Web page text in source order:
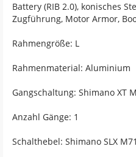
Battery (RIB 2.0), konisches
Zugführung, Motor Armor,
Rahmengröße: L
Rahmenmaterial: Aluminium
Gangschaltung: Shimano XT
Anzahl Gänge: 1
Schalthebel: Shimano SLX